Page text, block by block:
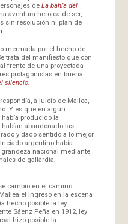
de La bahía del
aventura heroica de ser,
sin resolución ni plan de
mermada por el hecho de
trata del manifiesto que con
frente de una proyectada
protagonistas en buena
silencio.
a juicio de Mallea,
Y es que en algún
producido la
abandonado las
y dado sentido a lo mejor
argentino había
nacional mediante
de gallardía,
cambio en el camino
el ingreso en la escena
hecho posible la ley
Sáenz Peña en 1912, ley
hizo posible la